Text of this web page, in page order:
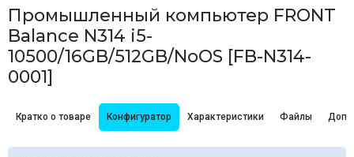
Промышленный компьютер FRONT
Balance N314 i5-
10500/16GB/512GB/NoOS [FB-N314-
0001]
Кратко о товаре Конфигуратор Характеристики Файлы